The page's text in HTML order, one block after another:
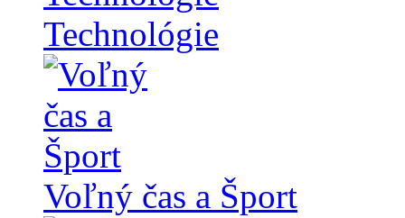
Technológie
Voľný čas a Šport